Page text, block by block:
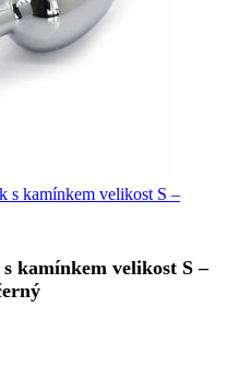
kamínkem velikost S –